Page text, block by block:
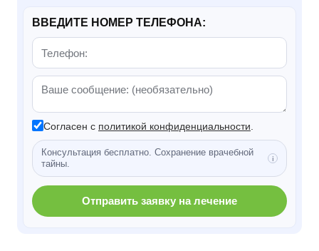
ВВЕДИТЕ НОМЕР ТЕЛЕФОНА:
Согласен с политикой конфиденциальности
Консультация бесплатно. Сохранение врачебной
тайны.
Отправить заявку на лечение